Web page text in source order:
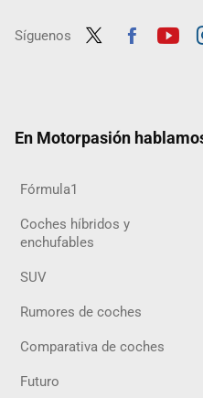
Síguenos
En Motorpasión
Fórmula1
Coches híbridos y
enchufables
SUV
Rumores de coches
Comparativa de coches
Futuro